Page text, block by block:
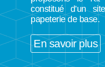
constitué d’un
papeterie de base.
En savoir plus